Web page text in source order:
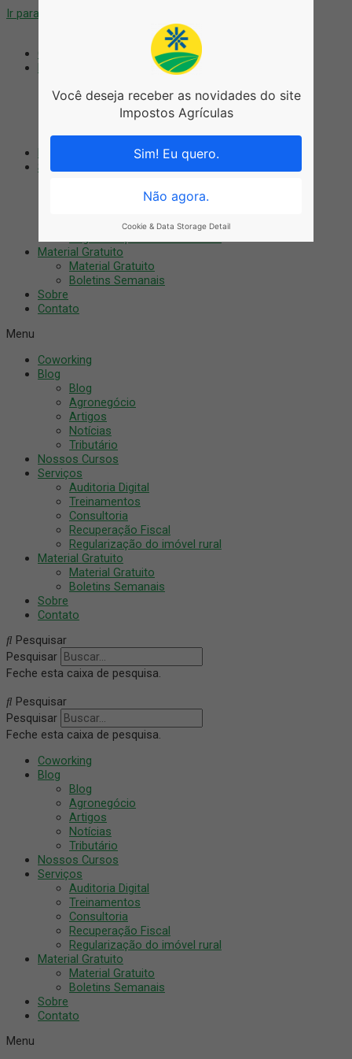
Ir para o conteúdo
Agronegócio
Tributário
Serviços
Recuperação Fiscal
Material Gratuito
Material Gratuito
Boletins Semanais
Sobre
Contato
Menu
Coworking
Blog
Blog
Agronegócio
Artigos
Notícias
Tributário
Nossos Cursos
Serviços
Auditoria Digital
Treinamentos
Consultoria
Recuperação Fiscal
Regularização do imóvel rural
Material Gratuito
Material Gratuito
Boletins Semanais
Sobre
Contato
Pesquisar
Pesquisar
Feche esta caixa de pesquisa.
Pesquisar
Pesquisar
Feche esta caixa de pesquisa.
Coworking
Blog
Blog
Agronegócio
Artigos
Notícias
Tributário
Nossos Cursos
Serviços
Auditoria Digital
Treinamentos
Consultoria
Recuperação Fiscal
Regularização do imóvel rural
Material Gratuito
Material Gratuito
Boletins Semanais
Sobre
Contato
Menu
Você deseja receber as novidades do site
Impostos Agrículas
Sim! Eu quero.
Não agora.
Cookie & Data Storage Detail